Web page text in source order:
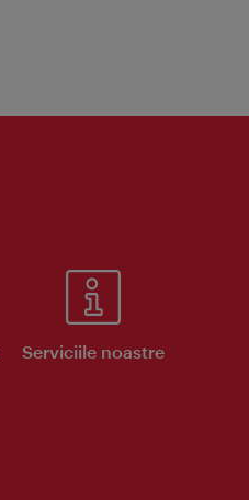
Serviciile noastre